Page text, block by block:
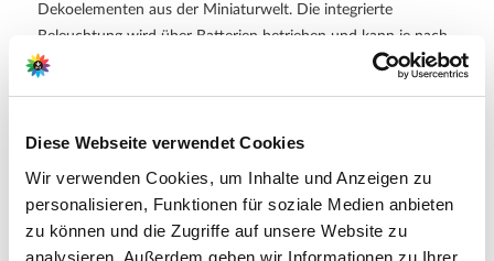
Diese Webseite verwendet Cookies
Wir verwenden Cookies, um Inhalte und Anzeigen zu
personalisieren, Funktionen für soziale Medien anbieten
zu können und die Zugriffe auf unsere Website zu
analysieren. Außerdem geben wir Informationen zu Ihrer
Dekoelementen aus der Miniaturwelt. Die integrierte
Beleuchtung wird über Batterien betrieben und kann je nach
Modell bequem ein- und ausgeschaltet werden, um gezielt
seine volle Wirkung. Das Dekoelement ist für den
Innenbereich konzipiert und sollte vor Feuchtigkeit geschützt
werden, um die Funktionalität dauerhaft zu erhalten.
Weitere Informationen